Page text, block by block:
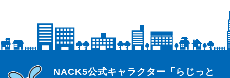
らじっと君
NACK5公式キャラクター「らじっと